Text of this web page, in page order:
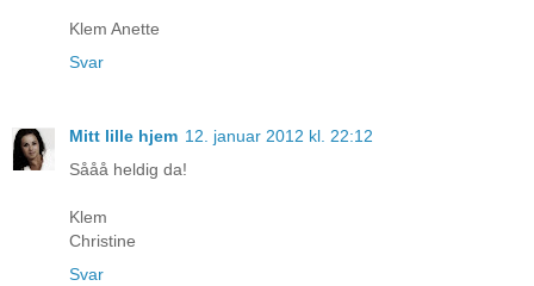
Klem Anette
Svar
Mitt lille hjem 12. januar 2012 kl. 22:12
Sååå heldig da!
Klem
Christine
Svar